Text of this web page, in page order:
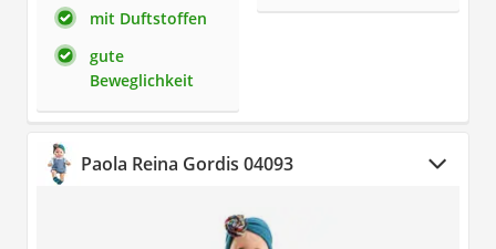
mit Duftstoffen
gute
Beweglichkeit
Paola Reina Gordis 04093